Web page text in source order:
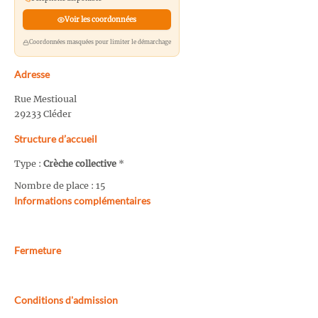
Voir les coordonnées
Coordonnées masquées pour limiter le démarchage
Adresse
Rue Mestioual
29233 Cléder
Structure d’accueil
Type : Crèche collective *
Nombre de place : 15
Informations complémentaires
Fermeture
Conditions d'admission